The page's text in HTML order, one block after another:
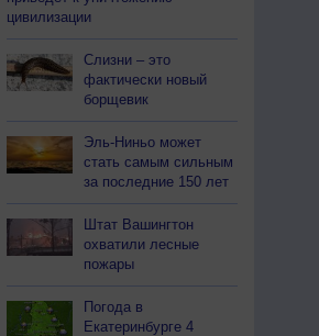
цивилизации
Слизни – это
фактически новый
борщевик
Эль-Ниньо может
стать самым сильным
за последние 150 лет
Штат Вашингтон
охватили лесные
пожары
Погода в
Екатеринбурге 4